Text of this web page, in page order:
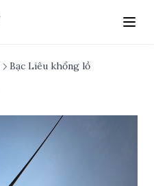
Bạc Liêu khổng lồ